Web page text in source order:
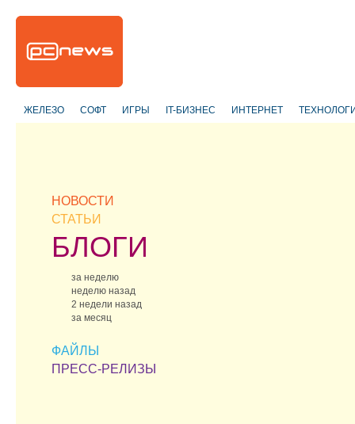
ЖЕЛЕЗО СОФТ ИГРЫ IT-БИЗНЕС ИНТЕРНЕТ
НОВОСТИ
СТАТЬИ
БЛОГИ
за неделю
неделю назад
2 недели назад
за месяц
ФАЙЛЫ
ПРЕСС-РЕЛИЗЫ